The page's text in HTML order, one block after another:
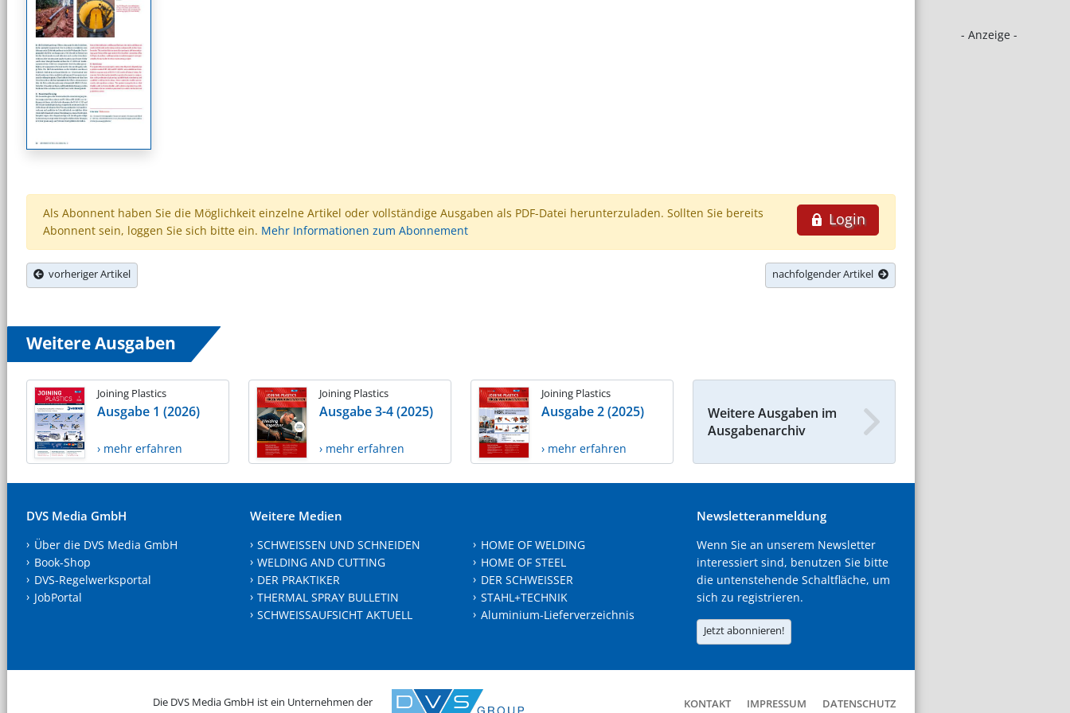
- Anzeige -
Login
Als Abonnent haben Sie die Möglichkeit einzelne Artikel oder vollständige Ausgaben als PDF-Datei herunterzuladen. Sollten Sie bereits
Abonnent sein, loggen Sie sich bitte ein. Mehr Informationen zum Abonnement
vorheriger Artikel nachfolgender Artikel
Weitere Ausgaben
Joining Plastics
Ausgabe 1 (2026)
› mehr erfahren
Joining Plastics
Ausgabe 3-4 (2025)
› mehr erfahren
Joining Plastics
Ausgabe 2 (2025)
› mehr erfahren
Weitere Ausgaben im
Ausgabenarchiv
DVS Media GmbH
Über die DVS Media GmbH
Book-Shop
DVS-Regelwerksportal
JobPortal
Weitere Medien
SCHWEISSEN UND SCHNEIDEN
WELDING AND CUTTING
DER PRAKTIKER
THERMAL SPRAY BULLETIN
SCHWEISSAUFSICHT AKTUELL
HOME OF WELDING
HOME OF STEEL
DER SCHWEISSER
STAHL+TECHNIK
Aluminium-Lieferverzeichnis
Newsletteranmeldung
Wenn Sie an unserem Newsletter
interessiert sind, benutzen Sie bitte
die untenstehende Schaltfläche, um
sich zu registrieren.
Jetzt abonnieren!
Die DVS Media GmbH ist ein Unternehmen der KONTAKT IMPRESSUM DATENSCHUTZ